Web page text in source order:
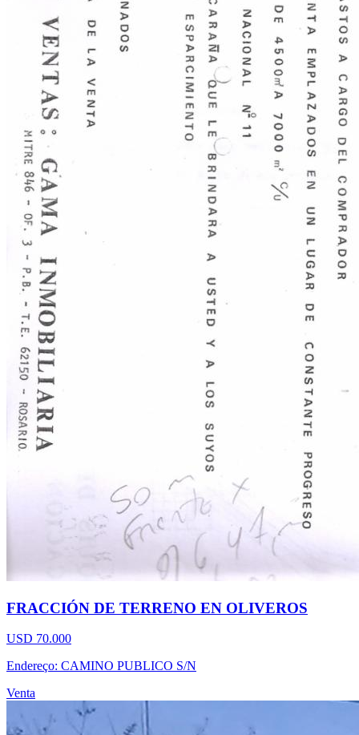
FRACCIÓN DE TERRENO EN OLIVEROS
USD 70.000
Endereço: CAMINO PUBLICO S/N
Venta